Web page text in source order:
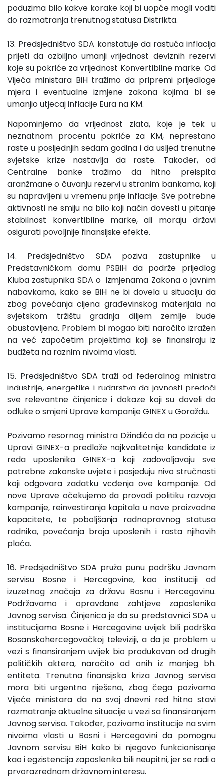
poduzima bilo kakve korake koji bi uopće mogli voditi
do razmatranja trenutnog statusa Distrikta.
13. Predsjedništvo SDA konstatuje da rastuća inflacija
prijeti da ozbiljno umanji vrijednost deviznih rezervi
koje su pokriće za vrijednost Konvertibilne marke. Od
Vijeća ministara BiH tražimo da pripremi prijedloge
mjera i eventualne izmjene zakona kojima bi se
umanjio utjecaj inflacije Eura na KM.
Napominjemo da vrijednost zlata, koje je tek u
neznatnom procentu pokriće za KM, neprestano
raste u posljednjih sedam godina i da usljed trenutne
svjetske krize nastavlja da raste. Također, od
Centralne banke tražimo da hitno preispita
aranžmane o čuvanju rezervi u stranim bankama, koji
su napravljeni u vremenu prije inflacije. Sve potrebne
aktivnosti ne smiju na bilo koji način dovesti u pitanje
stabilnost konvertibilne marke, ali moraju državi
osigurati povoljnije finansijske efekte.
14. Predsjedništvo SDA poziva zastupnike u
Predstavničkom domu PSBiH da podrže prijedlog
Kluba zastupnika SDA o izmjenama Zakona o javnim
nabavkama, kako se BiH ne bi dovela u situaciju da
zbog povećanja cijena građevinskog materijala na
svjetskom tržištu gradnja diljem zemlje bude
obustavljena. Problem bi mogao biti naročito izražen
na već započetim projektima koji se finansiraju iz
budžeta na raznim nivoima vlasti.
15. Predsjedništvo SDA traži od federalnog ministra
industrije, energetike i rudarstva da javnosti predoči
sve relevantne činjenice i dokaze koji su doveli do
odluke o smjeni Uprave kompanije GINEX u Goraždu.
Pozivamo resornog ministra Džindića da na pozicije u
Upravi GINEX-a predlože najkvalitetnije kandidate iz
reda uposlenika GINEX-a koji zadovoljavaju sve
potrebne zakonske uvjete i posjeduju nivo stručnosti
koji odgovara zadatku vođenja ove kompanije. Od
nove Uprave očekujemo da provodi politiku razvoja
kompanije, reinvestiranja kapitala u nove proizvodne
kapacitete, te poboljšanja radnopravnog statusa
radnika, povećanja broja uposlenih i rasta njihovih
plaća.
16. Predsjedništvo SDA pruža punu podršku Javnom
servisu Bosne i Hercegovine, kao instituciji od
izuzetnog značaja za državu Bosnu i Hercegovinu.
Podržavamo i opravdane zahtjeve zaposlenika
Javnog servisa. Činjenica je da su predstavnici SDA u
institucijama Bosne i Hercegovine uvijek bili podrška
Bosanskohercegovačkoj televiziji, a da je problem u
vezi s finansiranjem uvijek bio produkovan od drugih
političkih aktera, naročito od onih iz manjeg bh.
entiteta. Trenutna finansijska kriza Javnog servisa
mora biti urgentno riješena, zbog čega pozivamo
Vijeće ministara da na svoj dnevni red hitno stavi
razmatranje aktuelne situacije u vezi sa finansiranjem
Javnog servisa. Također, pozivamo institucije na svim
nivoima vlasti u Bosni i Hercegovini da pomognu
Javnom servisu BiH kako bi njegovo funkcionisanje
kao i egzistencija zaposlenika bili neupitni, jer se radi o
prvorazrednom državnom interesu.